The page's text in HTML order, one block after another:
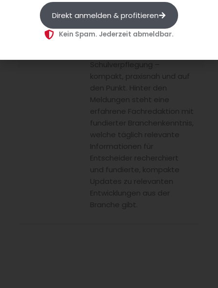
Gastronomie und Hotellerie
über
Schulverpflegung –
kompakt, praxisnah und auf
den Punkt. Hinter den
Meldungen steht eine
erfahrene Fachredaktion mit
fundierter Branchenkenntnis,
welche täglich relevante
Informationen für
Entscheider recherchiert
und fundierte, kompakte
Updates zu relevanten
Entwicklungen aus der
Branche gibt.
Direkt anmelden & profitieren
Kein Spam. Jederzeit abmeldbar.